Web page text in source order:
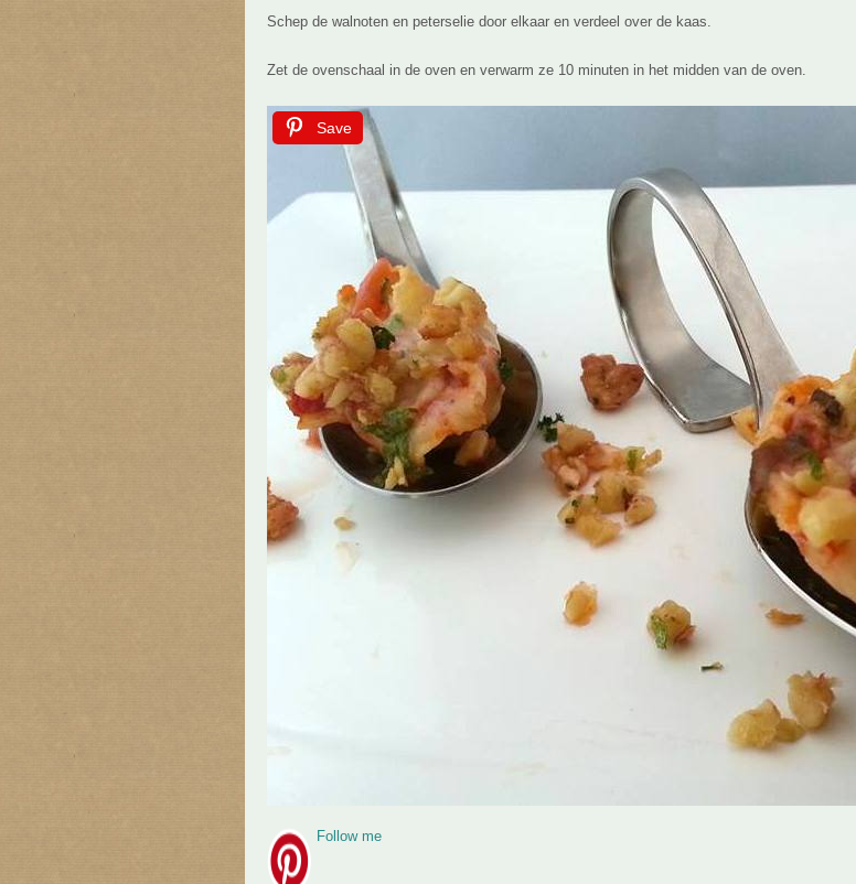
Schep de walnoten en peterselie door elkaar en verdeel over de kaas.
Zet de ovenschaal in de oven en verwarm ze 10 minuten in het midden van de oven.
Save
Follow me